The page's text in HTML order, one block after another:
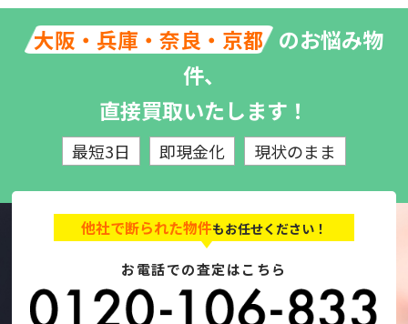
大阪・兵庫・奈良・京都 のお悩み物
件、
直接買取いたします！
最短3日 即現金化 現状のまま
他社で断られた物件もお任せください！
お電話での査定はこちら